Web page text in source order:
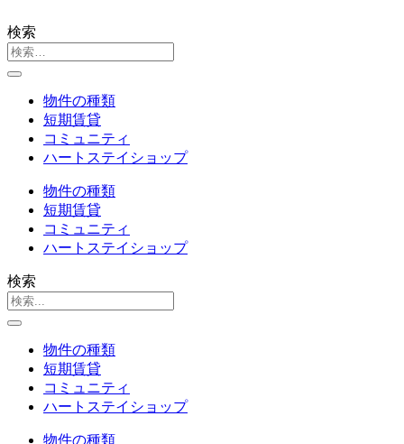
検索
物件の種類
短期賃貸
コミュニティ
ハートステイショップ
物件の種類
短期賃貸
コミュニティ
ハートステイショップ
検索
物件の種類
短期賃貸
コミュニティ
ハートステイショップ
物件の種類